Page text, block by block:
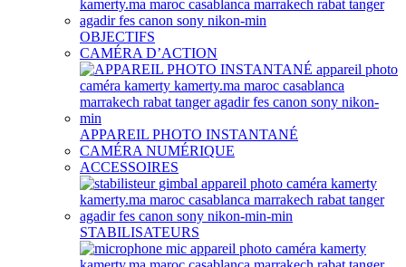
OBJECTIFS
CAMÉRA D’ACTION
APPAREIL PHOTO INSTANTANÉ
CAMÉRA NUMÉRIQUE
ACCESSOIRES
STABILISATEURS